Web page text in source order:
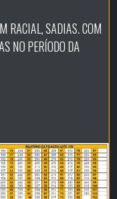
RACIAL, SADIAS. COM
NO PERÍODO DA